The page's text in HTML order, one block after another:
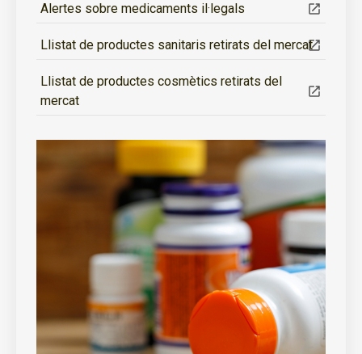
Alertes sobre medicaments il·legals
Llistat de productes sanitaris retirats del mercat
Llistat de productes cosmètics retirats del
mercat